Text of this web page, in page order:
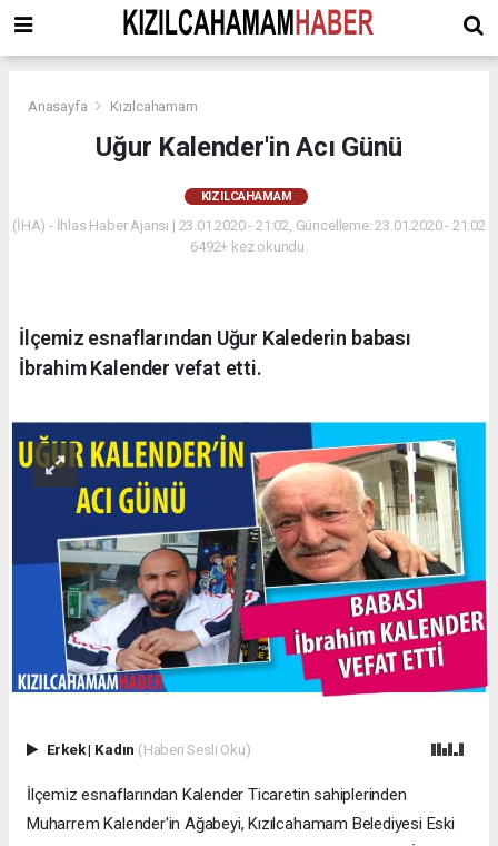
Anasayfa Kızılcahamam
Uğur Kalender'in Acı Günü
KIZILCAHAMAM
(İHA) - İhlas Haber Ajansı | 23.01.2020 - 21:02, Güncelleme: 23.01.2020 - 21:02
6492+ kez okundu.
İlçemiz esnaflarından Uğur Kalederin babası
İbrahim Kalender vefat etti.
Erkek| Kadın (Haberi Sesli Oku)
İlçemiz esnaflarından Kalender Ticaretin sahiplerinden
Muharrem Kalender'in Ağabeyi, Kızılcahamam Belediyesi Eski